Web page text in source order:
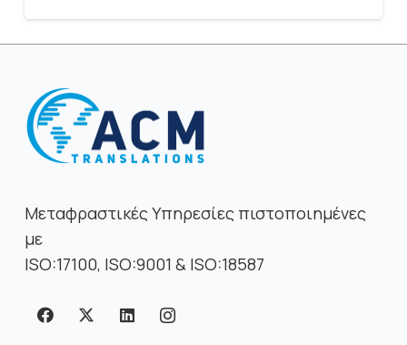
Μεταφραστικές Υπηρεσίες πιστοποιημένες
με
ISO:17100, ISO:9001 & ISO:18587